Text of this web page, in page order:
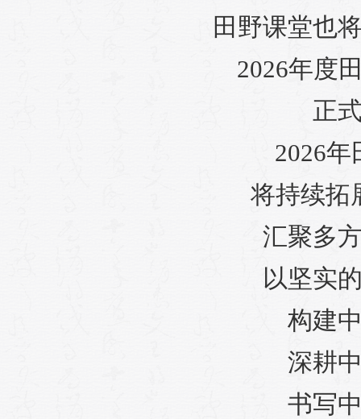
田野课堂也
2026年度
正
2026年
将持续拓
汇聚多
以坚实
构建
深耕
书写